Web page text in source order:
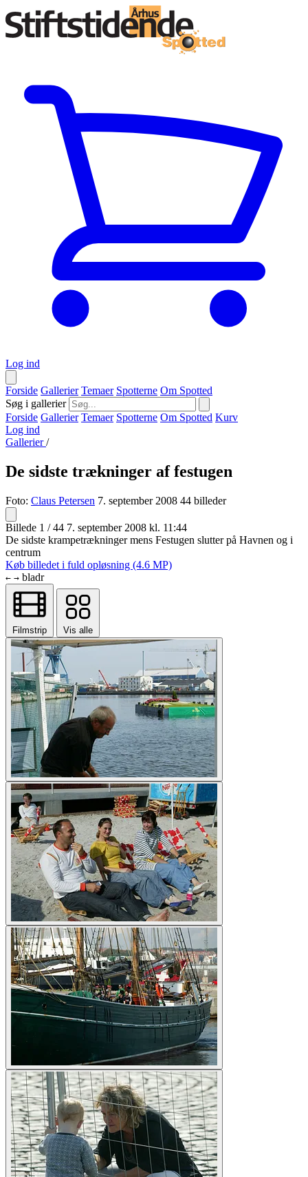
Log ind
Forside Gallerier Temaer Spotterne Om Spotted
Søg i gallerier
Forside Gallerier Temaer Spotterne Om Spotted Kurv
Log ind
Gallerier/
De sidste trækninger af festugen
Foto: Claus Petersen 7. september 2008 44 billeder
Billede 1 / 44 7. september 2008 kl. 11:44
De sidste krampetrækninger mens Festugen slutter på Havnen og i
centrum
Køb billedet i fuld opløsning (4.6 MP)
← → bladr
Filmstrip Vis alle